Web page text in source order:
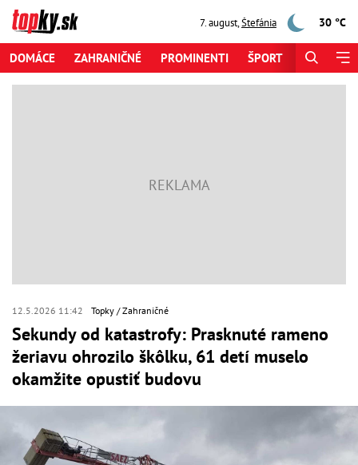
7. august,Štefánia 30 °C
DOMÁCE ZAHRANIČNÉ PROMINENTI ŠPORT
12.5.2026 11:42 Topky Zahraničné
Sekundy od katastrofy: Prasknuté rameno
žeriavu ohrozilo škôlku, 61 detí muselo
okamžite opustiť budovu